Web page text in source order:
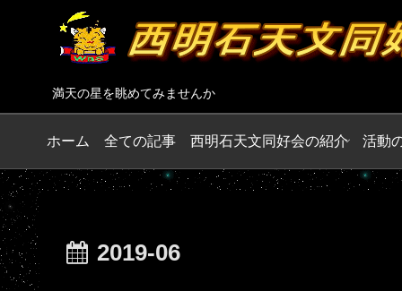
満天の星を眺めてみませんか
ホーム 全ての記事 西明石天文同好会の紹介 活動
2019-06